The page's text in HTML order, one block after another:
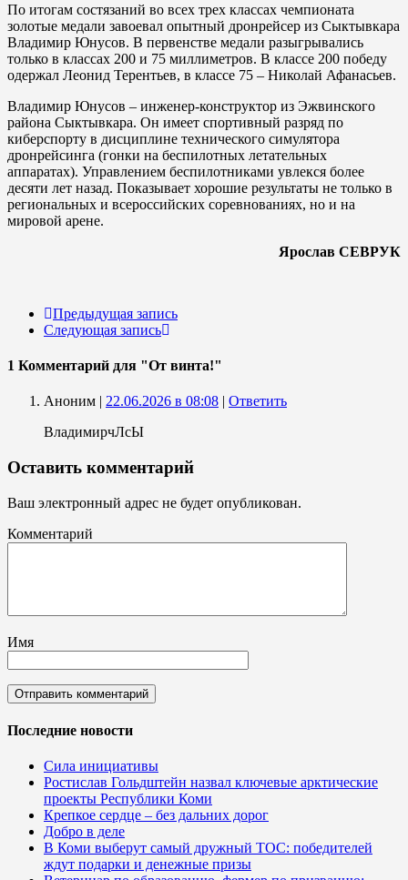
По итогам состязаний во всех трех классах чемпионата
золотые медали завоевал опытный дронрейсер из Сыктывкара
Владимир Юнусов. В первенстве медали разыгрывались
только в классах 200 и 75 миллиметров. В классе 200 победу
одержал Леонид Терентьев, в классе 75 – Николай Афанасьев.
Владимир Юнусов – инженер-конструктор из Эжвинского
района Сыктывкара. Он имеет спортивный разряд по
киберспорту в дисциплине технического симулятора
дронрейсинга (гонки на беспилотных летательных
аппаратах). Управлением беспилотниками увлекся более
десяти лет назад. Показывает хорошие результаты не только в
региональных и всероссийских соревнованиях, но и на
мировой арене.
Ярослав СЕВРУК
Предыдущая запись
Следующая запись
1 Комментарий для "От винта!"
Аноним | 22.06.2026 в 08:08 | Ответить
ВладимирчЛсЫ
Оставить комментарий
Ваш электронный адрес не будет опубликован.
Комментарий
Имя
Последние новости
Сила инициативы
Ростислав Гольдштейн назвал ключевые арктические
проекты Республики Коми
Крепкое сердце – без дальних дорог
Добро в деле
В Коми выберут самый дружный ТОС: победителей
ждут подарки и денежные призы